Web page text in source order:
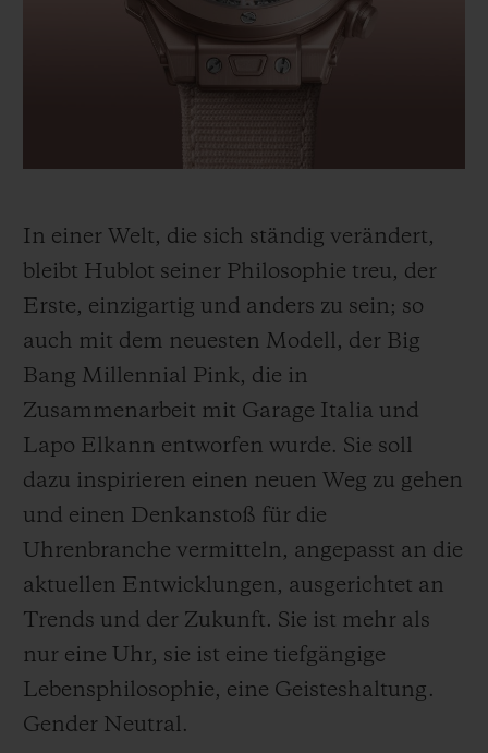
In einer Welt, die sich ständig verändert,
bleibt Hublot seiner Philosophie treu, der
Erste, einzigartig und anders zu sein; so
auch mit dem neuesten Modell, der Big
Bang Millennial Pink, die in
Zusammenarbeit mit Garage Italia und
Lapo Elkann entworfen wurde. Sie soll
dazu inspirieren einen neuen Weg zu gehen
und einen Denkanstoß für die
Uhrenbranche vermitteln, angepasst an die
aktuellen Entwicklungen, ausgerichtet an
Trends und der Zukunft. Sie ist mehr als
nur eine Uhr, sie ist eine tiefgängige
Lebensphilosophie, eine Geisteshaltung.
Gender Neutral.
BIG BANG
PEACH CERAMIC
HUBLOTISTA UND GARANTIEVERLÄNGERUNG
VORAUSSICHTLICHE LIEFERZEIT
KOSTENLOSE LIEFERUNG & RÜCKSENDUNGEN
SICHERE BEZAHLUNG
KONTAKT